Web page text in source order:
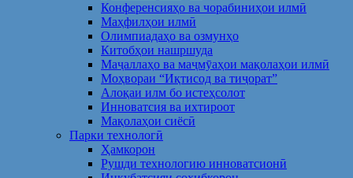
Конференсияҳо ва чорабиниҳои илмӣ
Маҳфилҳои илмӣ
Олимпиадаҳо ва озмунҳо
Китобҳои нашршуда
Маҷаллаҳо ва маҷмӯаҳои мақолаҳои илмӣ
Моҳвораи “Иқтисод ва тиҷорат”
Алоқаи илм бо истеҳсолот
Инноватсия ва ихтироот
Мақолаҳои сиёсӣ
Парки технологӣ
Ҳамкорон
Рушди технологию инноватсионӣ